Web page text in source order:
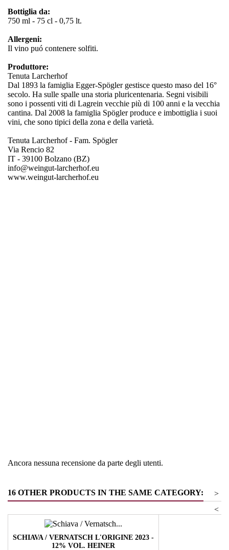
Bottiglia da:
750 ml - 75 cl - 0,75 lt.
Allergeni:
Il vino puó contenere solfiti.
Produttore:
Tenuta Larcherhof
Dal 1893 la famiglia Egger-Spögler gestisce questo maso del 16°
secolo. Ha sulle spalle una storia pluricentenaria. Segni visibili
sono i possenti viti di Lagrein vecchie più di 100 anni e la vecchia
cantina. Dal 2008 la famiglia Spögler produce e imbottiglia i suoi
vini, che sono tipici della zona e della varietà.
Tenuta Larcherhof - Fam. Spögler
Via Rencio 82
IT - 39100 Bolzano (BZ)
info@weingut-larcherhof.eu
www.weingut-larcherhof.eu
Ancora nessuna recensione da parte degli utenti.
16 OTHER PRODUCTS IN THE SAME CATEGORY:
>
<
SCHIAVA / VERNATSCH L'ORIGINE 2023 -
12% VOL. HEINER